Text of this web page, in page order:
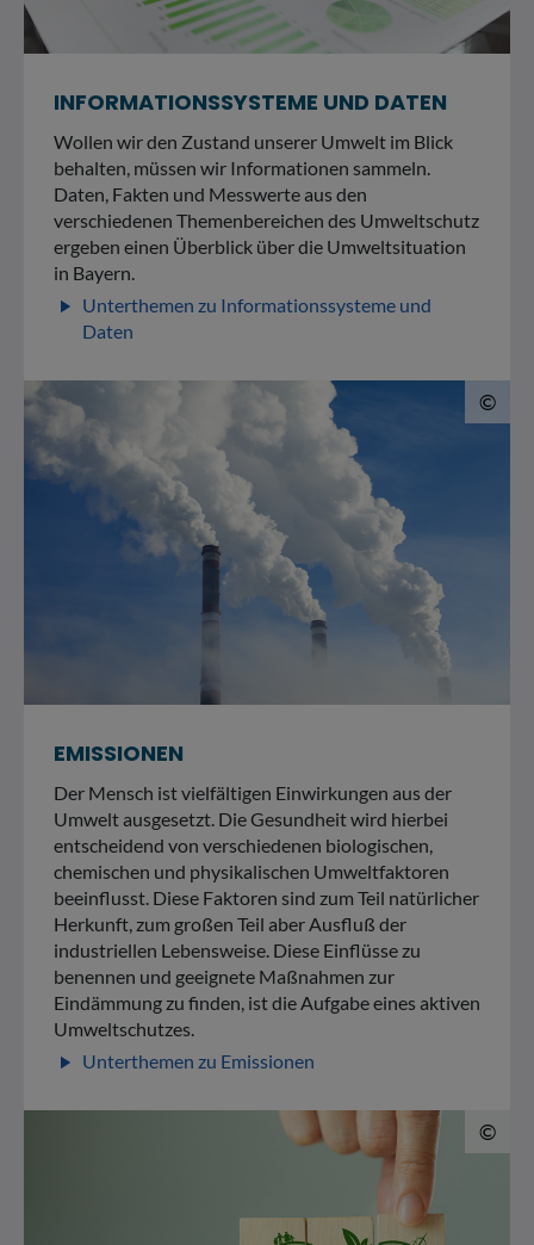
INFORMATIONSSYSTEME UND DATEN
Wollen wir den Zustand unserer Umwelt im Blick
behalten, müssen wir Informationen sammeln.
Daten, Fakten und Messwerte aus den
verschiedenen Themenbereichen des Umweltschutz
ergeben einen Überblick über die Umweltsituation
in Bayern.
play_arrow
Unterthemen zu Informationssysteme und
Daten
©
EMISSIONEN
Der Mensch ist vielfältigen Einwirkungen aus der
Umwelt ausgesetzt. Die Gesundheit wird hierbei
entscheidend von verschiedenen biologischen,
chemischen und physikalischen Umweltfaktoren
beeinflusst. Diese Faktoren sind zum Teil natürlicher
Herkunft, zum großen Teil aber Ausfluß der
industriellen Lebensweise. Diese Einflüsse zu
benennen und geeignete Maßnahmen zur
Eindämmung zu finden, ist die Aufgabe eines aktiven
Umweltschutzes.
play_arrow Unterthemen zu Emissionen
©